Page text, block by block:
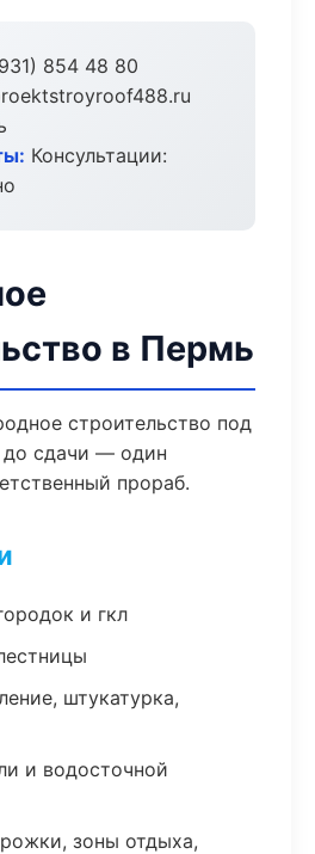
854 48 80
Консультации:
в Пермь
строительство под
сдачи — один
прораб.
и гкл
штукатурка,
и водосточной
зоны отдыха,